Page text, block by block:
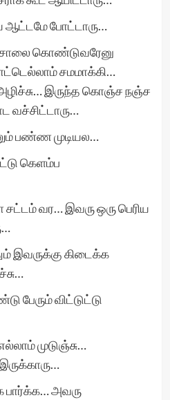
ஆட்டமே போட்டாரு…
கொண்டுவரேனு
சமமாக்கி…
இருந்த கொஞ்ச நஞ்ச
வச்சிட்டாரு…
பண்ண முடியல…
கெளம்ப
வர… இவரு ஒரு பெரிய
இவருக்கு கிடைக்க
பேரும் விட்டுட்டு
முடுஞ்சு…
அவரு